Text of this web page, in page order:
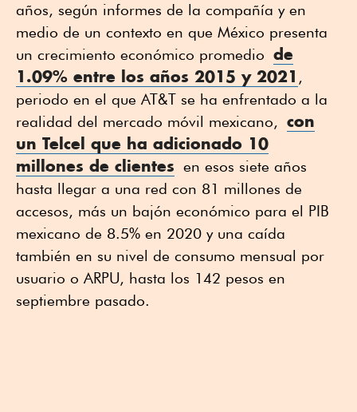
años, según informes de la compañía y en
medio de un contexto en que México presenta
un crecimiento económico promedio de
1.09% entre los años 2015 y 2021 ,
periodo en el que AT&T se ha enfrentado a la
realidad del mercado móvil mexicano, con
un Telcel que ha adicionado 10
millones de clientes en esos siete años
hasta llegar a una red con 81 millones de
accesos, más un bajón económico para el PIB
mexicano de 8.5% en 2020 y una caída
también en su nivel de consumo mensual por
usuario o ARPU, hasta los 142 pesos en
septiembre pasado.